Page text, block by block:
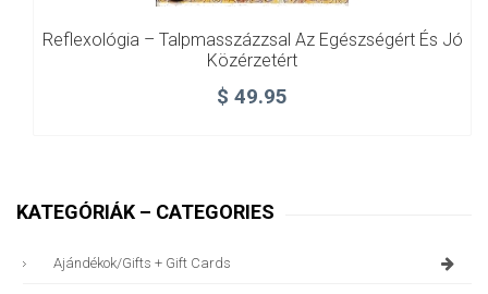
Reflexológia – Talpmasszázzsal Az Egészségért És Jó
Közérzetért
$ 49.95
KATEGÓRIÁK – CATEGORIES
Ajándékok/gifts + Gift Cards